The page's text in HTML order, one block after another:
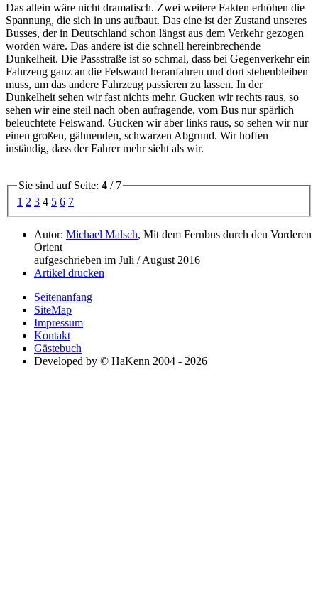
Das allein wäre nicht dramatisch. Zwei weitere Fakten erhöhen die
Spannung, die sich in uns aufbaut. Das eine ist der Zustand unseres
Busses, der in Deutschland schon längst aus dem Verkehr gezogen
worden wäre. Das andere ist die schnell hereinbrechende
Dunkelheit. Die Passstraße ist so schmal, dass bei Gegenverkehr ein
Fahrzeug ganz an die Felswand heranfahren und dort stehenbleiben
muss, um das andere Fahrzeug passieren zu lassen. In der
Dunkelheit sehen wir fast nichts mehr. Gucken wir rechts raus, so
sehen wir eine steil nach oben aufragende, vom Bus nur spärlich
beleuchtete Felswand. Gucken wir aber links raus, so sehen wir nur
einen großen, gähnenden, schwarzen Abgrund. Wir hoffen
inständig, dass der Fahrer mehr sieht als wir.
Sie sind auf Seite: 4 / 7
1 2 3 4 5 6 7
Autor: Michael Malsch, Mit dem Fernbus durch den Vorderen
Orient
aufgeschrieben im Juli / August 2016
Artikel drucken
Seitenanfang
SiteMap
Impressum
Kontakt
Gästebuch
Developed by © HaKenn 2004 - 2026